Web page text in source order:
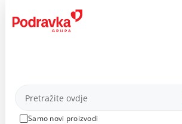
content
Proizvodi
Samo novi proizvodi